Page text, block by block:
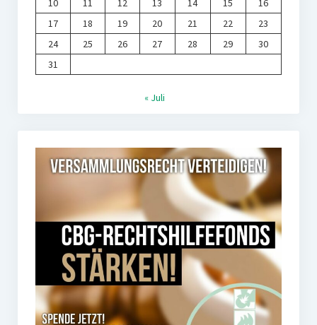
10 11 12 13 14 15
16
17
18 19 20 21 22
23
24
25 26 27 28 29
30
31
« Juli